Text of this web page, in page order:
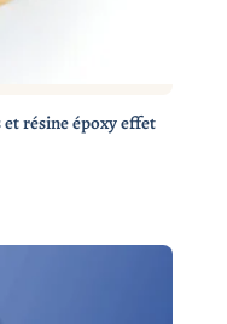
et résine époxy effet